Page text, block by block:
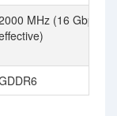
MHz (16 Gbps